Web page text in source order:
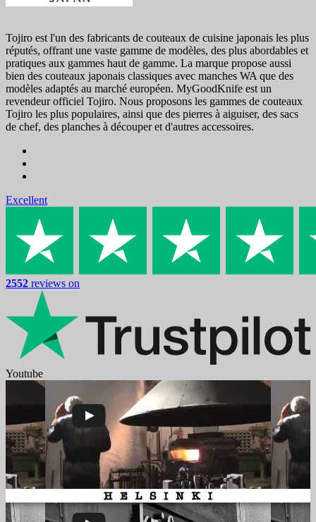
Tojiro est l'un des fabricants de couteaux de cuisine japonais les plus
réputés, offrant une vaste gamme de modèles, des plus abordables et
pratiques aux gammes haut de gamme. La marque propose aussi
bien des couteaux japonais classiques avec manches WA que des
modèles adaptés au marché européen. MyGoodKnife est un
revendeur officiel Tojiro. Nous proposons les gammes de couteaux
Tojiro les plus populaires, ainsi que des pierres à aiguiser, des sacs
de chef, des planches à découper et d'autres accessoires.
Excellent
2552 reviews on
Youtube